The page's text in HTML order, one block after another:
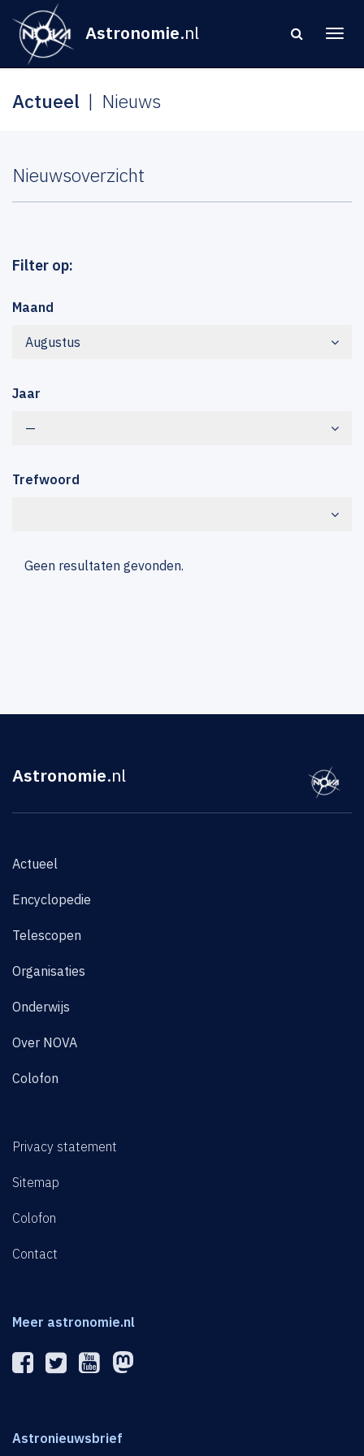
Astronomie.nl
Actueel Nieuws
Nieuwsoverzicht
Filter op:
Maand
Augustus
Jaar
—
Trefwoord
Geen resultaten gevonden.
Astronomie.nl
Actueel
Encyclopedie
Telescopen
Organisaties
Onderwijs
Over NOVA
Colofon
Privacy statement
Sitemap
Colofon
Contact
Meer astronomie.nl
Astronieuwsbrief